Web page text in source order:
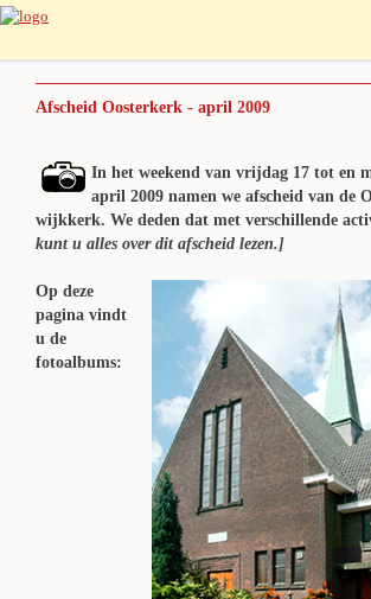
Afscheid Oosterkerk - april 2009
In het weekend van vrijdag 17 tot en
april 2009 namen we afscheid van de
wijkkerk. We deden dat met verschillende
kunt u alles over dit afscheid lezen.]
Op deze
pagina vindt
u de
fotoalbums: